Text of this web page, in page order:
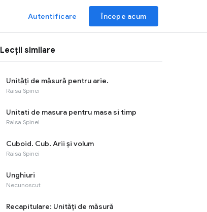
Autentificare Începe acum
Lecții similare
Unităţi de măsură pentru arie.
Raisa Spinei
Unitati de masura pentru masa si timp
Raisa Spinei
Cuboid. Cub. Arii și volum
Raisa Spinei
Unghiuri
Necunoscut
Recapitulare: Unități de măsură